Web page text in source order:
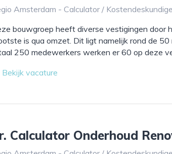
Amsterdam - Calculator /
bouwgroep heeft diverse vestigingen door
is qua omzet. Dit ligt namelijk rond de 50
250 medewerkers werken er 60 op deze
Bekijk vacature
Calculator Onderhoud